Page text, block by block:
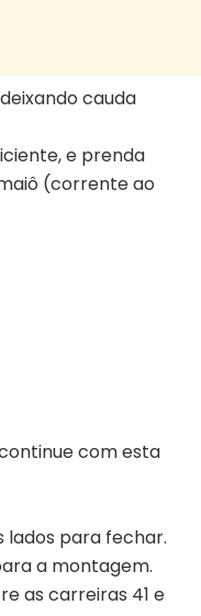
cauda
e prenda
(corrente ao
com esta
lados para fechar.
a montagem.
as carreiras 41 e